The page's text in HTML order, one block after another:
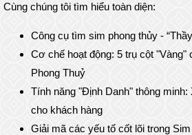
Cùng chúng tôi tìm hiểu toàn diện:
Công cụ tìm sim phong thủy -
Cơ chế hoạt động: 5 trụ cột "Vàng"
Phong Thuỷ
Tính năng "Định Danh" thông minh:
cho khách hàng
Giải mã các yếu tố cốt lõi trong